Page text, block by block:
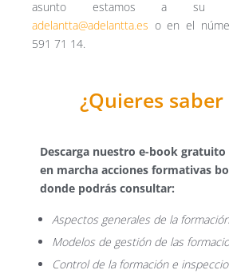
asunto estamos a su
adelantta@adelantta.es o en el
591 71 14.
¿Quieres saber
Descarga nuestro e-book
en marcha acciones formativas
donde podrás consultar:
Aspectos generales de la
Modelos de gestión de las
Control de la formación e